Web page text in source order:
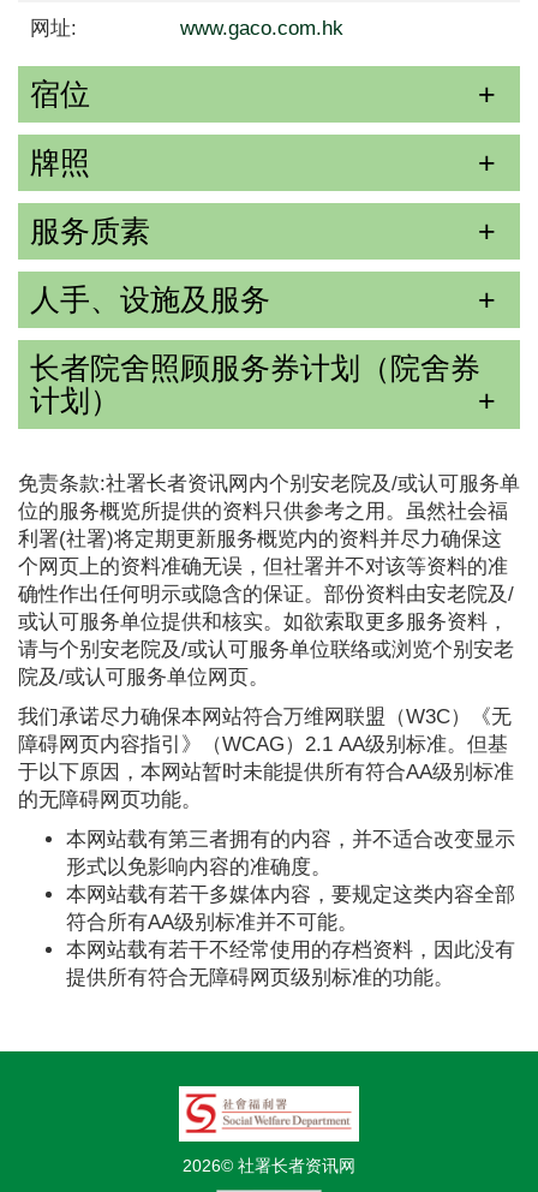
网址: www.gaco.com.hk
宿位
牌照
服务质素
人手、设施及服务
长者院舍照顾服务券计划（院舍券
计划）
免责条款:社署长者资讯网内个别安老院及/或认可服务单
位的服务概览所提供的资料只供参考之用。虽然社会福
利署(社署)将定期更新服务概览内的资料并尽力确保这
个网页上的资料准确无误，但社署并不对该等资料的准
确性作出任何明示或隐含的保证。部份资料由安老院及/
或认可服务单位提供和核实。如欲索取更多服务资料，
请与个别安老院及/或认可服务单位联络或浏览个别安老
院及/或认可服务单位网页。
我们承诺尽力确保本网站符合万维网联盟（W3C）《无
障碍网页内容指引》（WCAG）2.1 AA级别标准。但基
于以下原因，本网站暂时未能提供所有符合AA级别标准
的无障碍网页功能。
本网站载有第三者拥有的内容，并不适合改变显示
形式以免影响内容的准确度。
本网站载有若干多媒体内容，要规定这类内容全部
符合所有AA级别标准并不可能。
本网站载有若干不经常使用的存档资料，因此没有
提供所有符合无障碍网页级别标准的功能。
2026© 社署长者资讯网